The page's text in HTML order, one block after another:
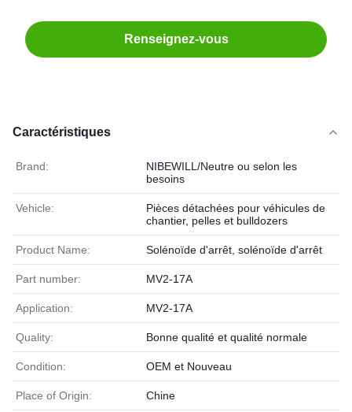
Renseignez-vous
Caractéristiques
Brand:
NIBEWILL/Neutre ou selon les
besoins
Vehicle:
Pièces détachées pour véhicules de
chantier, pelles et bulldozers
Product Name: Solénoïde d'arrêt, solénoïde d'arrêt
Part number: MV2-17A
Application: MV2-17A
Quality: Bonne qualité et qualité normale
Condition: OEM et Nouveau
Place of Origin: Chine